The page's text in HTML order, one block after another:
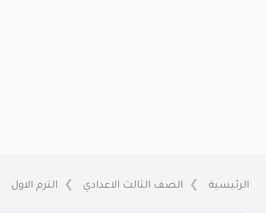
الرئيسية الصف الثالث الاعدادي الترم الاول